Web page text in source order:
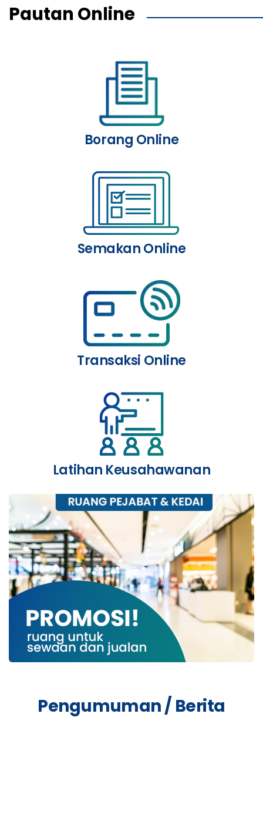
Pautan Online
Borang Online
Semakan Online
Transaksi Online
Latihan Keusahawanan
Selanjutnya
Pengumuman / Berita